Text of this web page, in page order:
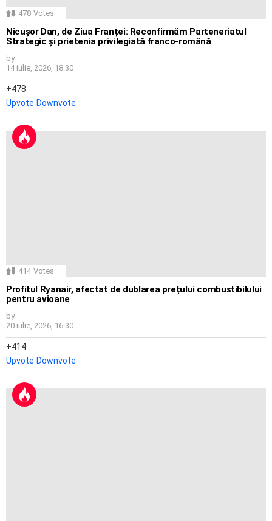
478 Votes
Nicușor Dan, de Ziua Franței: Reconfirmăm Parteneriatul
Strategic și prietenia privilegiată franco-română
by
14 iulie, 2026, 18:30
478
Upvote Downvote
414 Votes
Profitul Ryanair, afectat de dublarea prețului combustibilului
pentru avioane
by
20 iulie, 2026, 16:30
414
Upvote Downvote